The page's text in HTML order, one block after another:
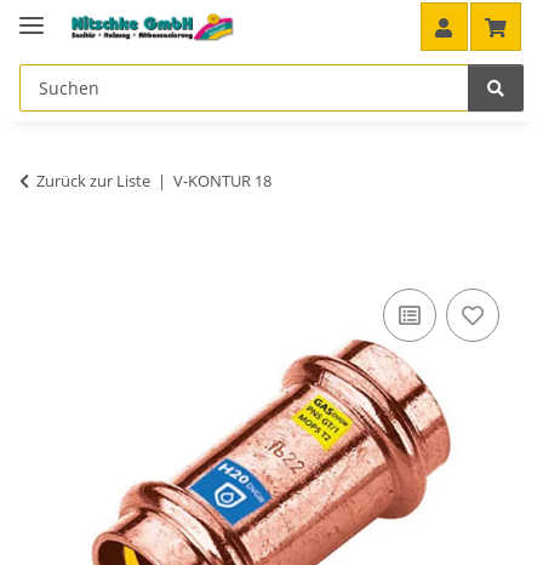
Zurück zur Liste V-KONTUR 18